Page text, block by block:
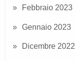
Febbraio 2023
Gennaio 2023
Dicembre 2022